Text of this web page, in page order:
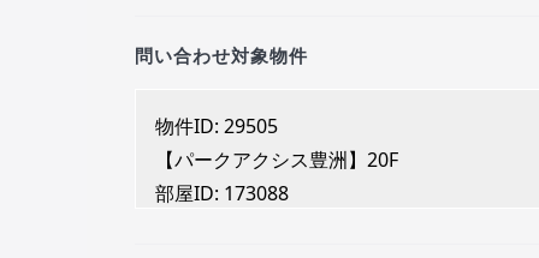
問い合わせ対象物件